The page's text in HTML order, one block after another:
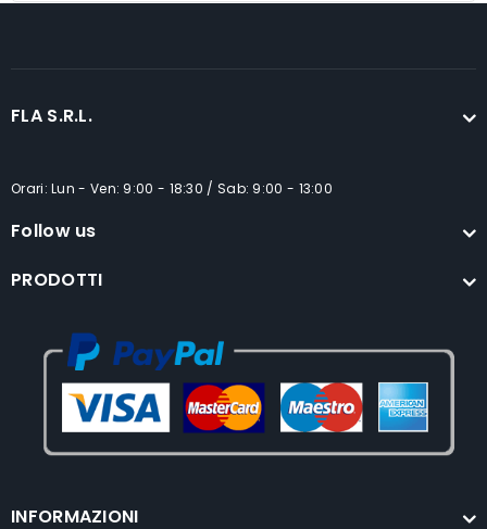
FLA S.R.L.
Orari: Lun - Ven: 9:00 - 18:30 / Sab: 9:00 - 13:00
Follow us
PRODOTTI
INFORMAZIONI